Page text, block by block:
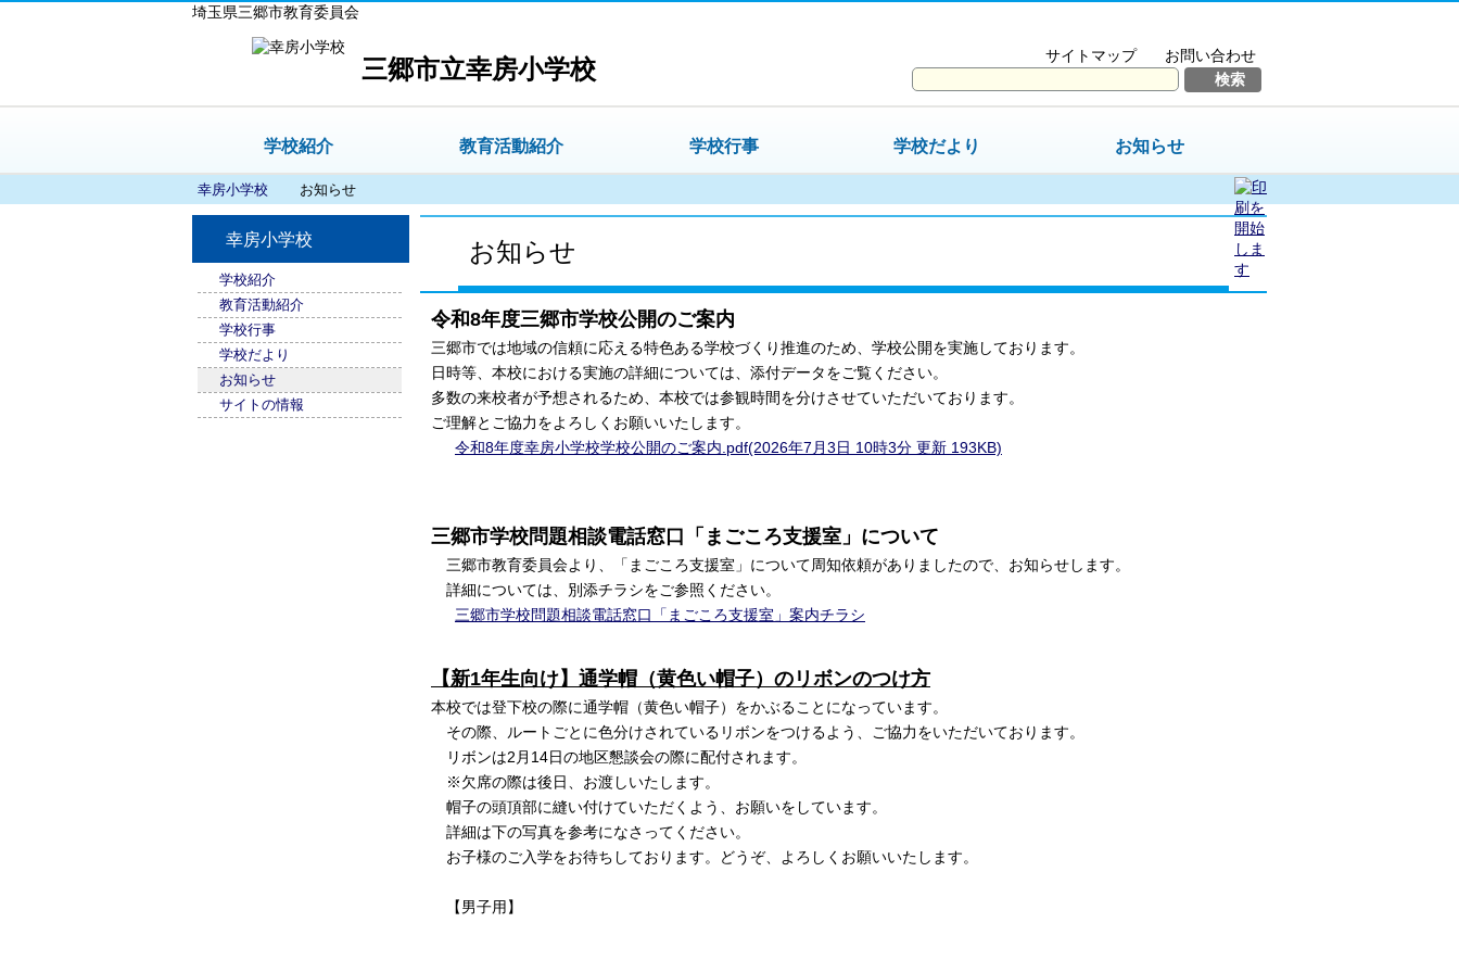
埼玉県三郷市教育委員会
三郷市立幸房小学校 サイトマップ お問い合わせ
学校紹介 教育活動紹介 学校行事 学校だより お知らせ
幸房小学校 お知らせ
幸房小学校
学校紹介
教育活動紹介
学校行事
学校だより
お知らせ
サイトの情報
お知らせ
令和8年度三郷市学校公開のご案内
三郷市では地域の信頼に応える特色ある学校づくり推進のため、学校公開を実施しております。
日時等、本校における実施の詳細については、添付データをご覧ください。
多数の来校者が予想されるため、本校では参観時間を分けさせていただいております。
ご理解とご協力をよろしくお願いいたします。
令和8年度幸房小学校学校公開のご案内.pdf(2026年7月3日 10時3分 更新 193KB)
三郷市学校問題相談電話窓口「まごころ支援室」について
三郷市教育委員会より、「まごころ支援室」について周知依頼がありましたので、お知らせします。
詳細については、別添チラシをご参照ください。
三郷市学校問題相談電話窓口「まごころ支援室」案内チラシ
【新1年生向け】通学帽（黄色い帽子）のリボンのつけ方
本校では登下校の際に通学帽（黄色い帽子）をかぶることになっています。
その際、ルートごとに色分けされているリボンをつけるよう、ご協力をいただいております。
リボンは2月14日の地区懇談会の際に配付されます。
※欠席の際は後日、お渡しいたします。
帽子の頭頂部に縫い付けていただくよう、お願いをしています。
詳細は下の写真を参考になさってください。
お子様のご入学をお待ちしております。どうぞ、よろしくお願いいたします。
【男子用】